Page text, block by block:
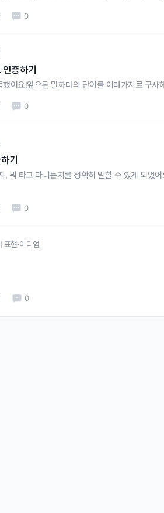
0
증하기
어요!앞으론 말하다의 단어를 여러가지로 구사
0
기
, 뭐 타고 다니는지를 정확히 말할 수 있게 되었
0
표현·이디엄
0